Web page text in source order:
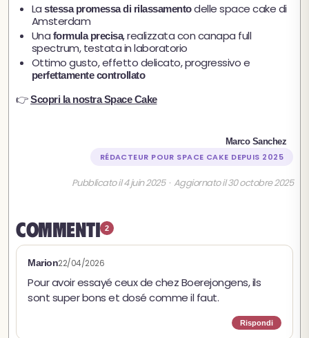
La stessa promessa di rilassamentodelle space cake di
Amsterdam
Una formula precisa, realizzata con canapa full
spectrum, testata in laboratorio
Ottimo gusto, effetto delicato, progressivo e
perfettamente controllato
👉Scopri la nostra Space Cake
Marco Sanchez
RÉDACTEUR POUR SPACE CAKE DEPUIS 2025
Pubblicato il 4 juin 2025 · Aggiornato il 30 octobre 2025
Commenti 2
Marion22/04/2026
Pour avoir essayé ceux de chez Boerejongens, ils
sont super bons et dosé comme il faut.
Rispondi